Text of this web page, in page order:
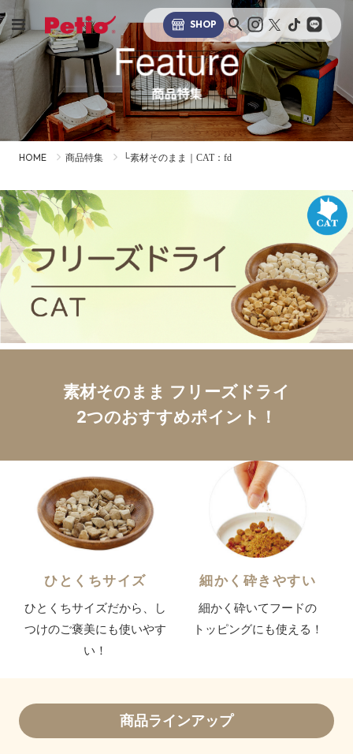
SHOP
Feature
商品特集
HOME 商品特集 └素材そのまま｜CAT：fd
素材そのまま フリーズドライ
2つのおすすめポイント！
ひとくちサイズ
ひとくちサイズだから、
し
つけのご褒美にも使いやす
い！
細かく砕きやすい
細かく砕いてフードの
トッピングにも使える！
商品ラインアップ